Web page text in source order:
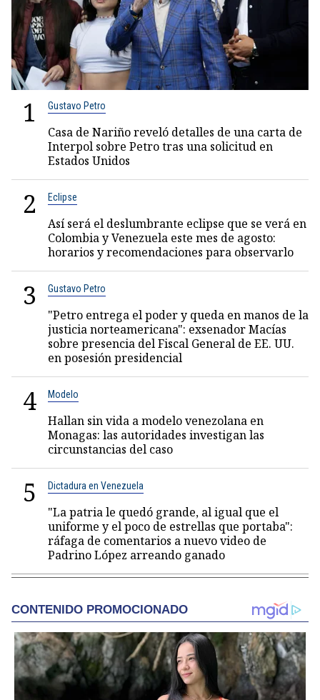
1 Gustavo Petro
Casa de Nariño reveló detalles de una carta de
Interpol sobre Petro tras una solicitud en
Estados Unidos
2 Eclipse
Así será el deslumbrante eclipse que se verá en
Colombia y Venezuela este mes de agosto:
horarios y recomendaciones para observarlo
3 Gustavo Petro
"Petro entrega el poder y queda en manos de la
justicia norteamericana": exsenador Macías
sobre presencia del Fiscal General de EE. UU.
en posesión presidencial
4 Modelo
Hallan sin vida a modelo venezolana en
Monagas: las autoridades investigan las
circunstancias del caso
5 Dictadura en Venezuela
"La patria le quedó grande, al igual que el
uniforme y el poco de estrellas que portaba":
ráfaga de comentarios a nuevo video de
Padrino López arreando ganado